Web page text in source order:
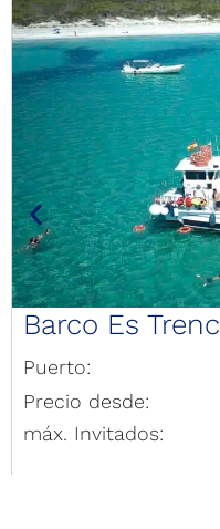
Barco Es Trenc
Puerto:
Precio desde:
máx. Invitados: